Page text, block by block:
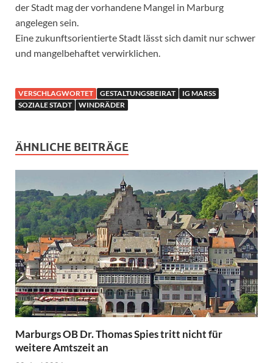
der Stadt mag der vorhandene Mangel in Marburg
angelegen sein.
Eine zukunftsorientierte Stadt lässt sich damit nur schwer
und mangelbehaftet verwirklichen.
VERSCHLAGWORTET GESTALTUNGSBEIRAT
IG MARSS
SOZIALE STADT
WINDRÄDER
ÄHNLICHE BEITRÄGE
Marburgs OB Dr. Thomas Spies tritt nicht für
weitere Amtszeit an